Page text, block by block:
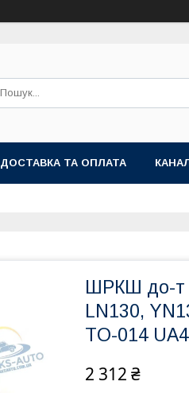
ДОСТАВКА ТА ОПЛАТА
ШРКШ до-т
LN130,
TO-014
2 312 ₴